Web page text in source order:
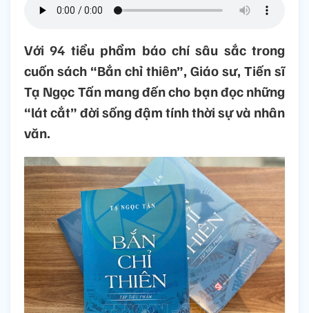
Với 94 tiểu phẩm báo chí sâu sắc trong
cuốn sách “Bắn chỉ thiên”, Giáo sư, Tiến sĩ
Tạ Ngọc Tấn mang đến cho bạn đọc những
“lát cắt” đời sống đậm tính thời sự và nhân
văn.